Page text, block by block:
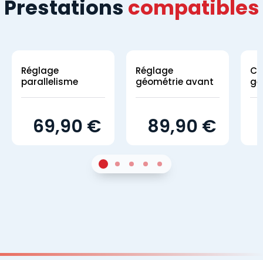
Prestations compatibles
Réglage
parallelisme
69,90 €
Réglage
géométrie avant
89,90 €
Sur 32Sur 33Sur 34Sur 35Sur 3